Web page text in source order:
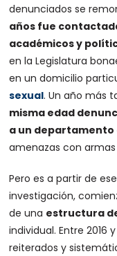
denunciados se
años fue
académicos y
en la Legislatura
en un domicilio
sexual. Un año más
misma edad
a un departamento
amenazas con
Pero es a partir de
investigación,
de una estructura
individual. Entre 2016
reiterados y